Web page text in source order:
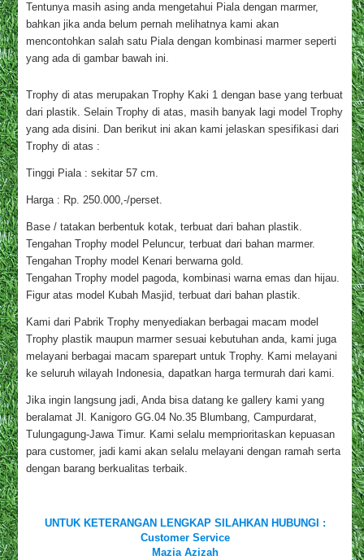
Tentunya masih asing anda mengetahui Piala dengan marmer,
bahkan jika anda belum pernah melihatnya kami akan
mencontohkan salah satu Piala dengan kombinasi marmer seperti
yang ada di gambar bawah ini.
Trophy di atas merupakan Trophy Kaki 1 dengan base yang terbuat
dari plastik. Selain Trophy di atas, masih banyak lagi model Trophy
yang ada disini. Dan berikut ini akan kami jelaskan spesifikasi dari
Trophy di atas :
Tinggi Piala : sekitar 57 cm.
Harga : Rp. 250.000,-/perset.
Base / tatakan berbentuk kotak, terbuat dari bahan plastik.
Tengahan Trophy model Peluncur, terbuat dari bahan marmer.
Tengahan Trophy model Kenari berwarna gold.
Tengahan Trophy model pagoda, kombinasi warna emas dan hijau.
Figur atas model Kubah Masjid, terbuat dari bahan plastik.
Kami dari Pabrik Trophy menyediakan berbagai macam model
Trophy plastik maupun marmer sesuai kebutuhan anda, kami juga
melayani berbagai macam sparepart untuk Trophy. Kami melayani
ke seluruh wilayah Indonesia, dapatkan harga termurah dari kami.
Jika ingin langsung jadi, Anda bisa datang ke gallery kami yang
beralamat Jl. Kanigoro GG.04 No.35 Blumbang, Campurdarat,
Tulungagung-Jawa Timur. Kami selalu memprioritaskan kepuasan
para customer, jadi kami akan selalu melayani dengan ramah serta
dengan barang berkualitas terbaik.
UNTUK KETERANGAN LENGKAP SILAHKAN HUBUNGI :
Customer Service
Mazia Azizah